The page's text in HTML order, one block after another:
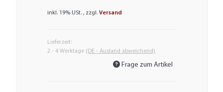
inkl. 19% USt. , zzgl.Versand
Lieferzeit:
2 - 4 Werktage (DE - Ausland abweichend)
Frage zum Artikel